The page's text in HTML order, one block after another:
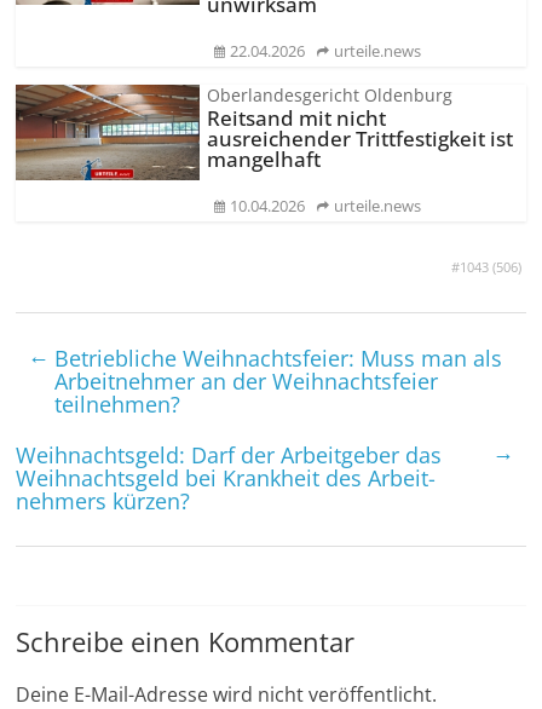
#1043 (506)
22.04.2026 urteile.news
Oberlandesgericht Oldenburg
Reitsand mit nicht
ausreichender Trittfestigkeit ist
mangelhaft
10.04.2026 urteile.news
← Betrieb­liche Weihnachts­feier: Muss man als
Arbeit­nehmer an der Weihnachts­feier
teilnehmen?
Weihnachts­geld: Darf der Arbeitgeber das
Weihnachts­geld bei Krankheit des Arbeit­
nehmers kürzen?
→
Schreibe einen Kommentar
Deine E-Mail-Adresse wird nicht veröffentlicht.